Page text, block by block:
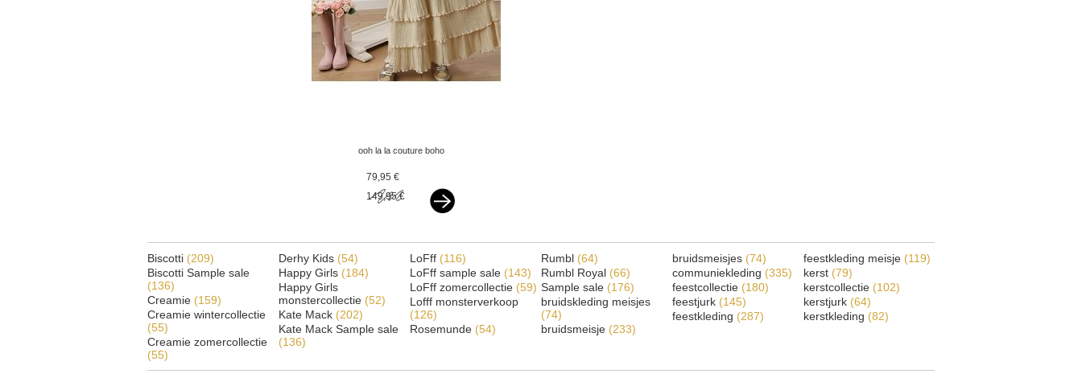
ooh la la couture boho
79,95 €
149,95 €
Biscotti (209)
Biscotti Sample sale
(136)
Creamie (159)
Creamie wintercollectie
(55)
Creamie zomercollectie
(55)
Derhy Kids (54)
Happy Girls (184)
Happy Girls
monstercollectie (52)
Kate Mack (202)
Kate Mack Sample sale
(136)
LoFff (116)
LoFff sample sale (143)
LoFff zomercollectie (59)
Lofff monsterverkoop
(126)
Rosemunde (54)
Rumbl (64)
Rumbl Royal (66)
Sample sale (176)
bruidskleding meisjes
(74)
bruidsmeisje (233)
bruidsmeisjes (74)
communiekleding (335)
feestcollectie (180)
feestjurk (145)
feestkleding (287)
feestkleding meisje (119)
kerst (79)
kerstcollectie (102)
kerstjurk (64)
kerstkleding (82)